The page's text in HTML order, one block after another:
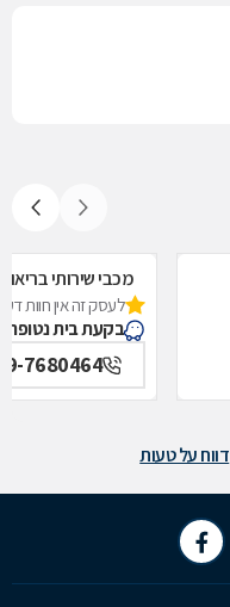
מכבי שירותי
לעסק זה אין חוות
בקעת בית נטופה 25, כפר סבא
7680464
דווח על טעות